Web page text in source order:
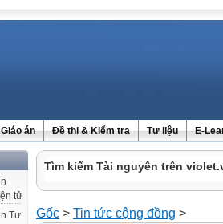
Giáo án Đề thi & Kiểm tra Tư liệu E-
Tìm kiếm Tài nguyên trên
Gốc > Tin tức cộng đồng >